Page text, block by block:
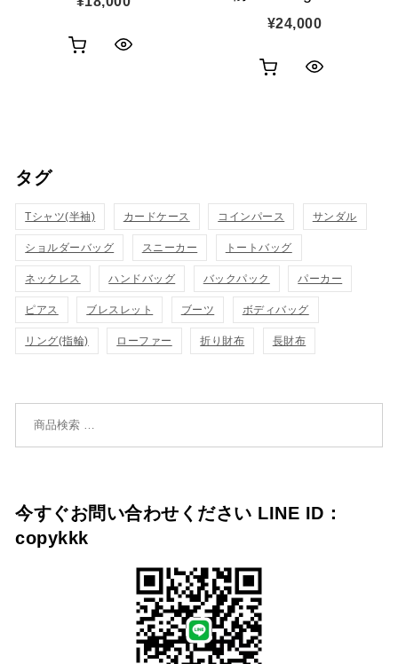
¥24,000
タグ
Tシャツ(半袖) カードケース コインパース サンダル
ショルダーバッグ スニーカー トートバッグ
ネックレス ハンドバッグ バックパック パーカー
ピアス ブレスレット ブーツ ボディバッグ
リング(指輪) ローファー 折り財布 長財布
今すぐお問い合わせください LINE ID：
copykkk